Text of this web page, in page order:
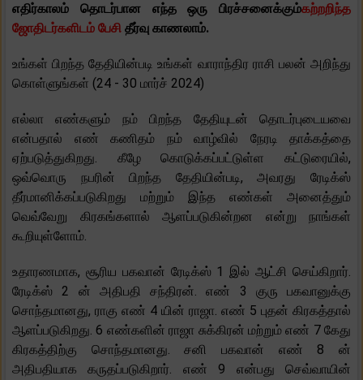
எதிர்காலம் தொடர்பான எந்த ஒரு பிரச்சனைக்கும்கற்றறிந்த
ஜோதிடர்களிடம் பேசி தீர்வு காணலாம்.
உங்கள் பிறந்த தேதியின்படி உங்கள் வாராந்திர ராசி பலன் அறிந்து
கொள்ளுங்கள் (24 - 30 மார்ச் 2024)
எல்லா எண்களும் நம் பிறந்த தேதியுடன் தொடர்புடையவை
என்பதால் எண் கணிதம் நம் வாழ்வில் நேரடி தாக்கத்தை
ஏற்படுத்துகிறது. கீழே கொடுக்கப்பட்டுள்ள கட்டுரையில்,
ஒவ்வொரு நபரின் பிறந்த தேதியின்படி, அவரது ரேடிக்ஸ்
தீர்மானிக்கப்படுகிறது மற்றும் இந்த எண்கள் அனைத்தும்
வெவ்வேறு கிரகங்களால் ஆளப்படுகின்றன என்று நாங்கள்
கூறியுள்ளோம்.
உதாரணமாக, சூரிய பகவான் ரேடிக்ஸ் 1 இல் ஆட்சி செய்கிறார்.
ரேடிக்ஸ் 2 ன் அதிபதி சந்திரன். எண் 3 குரு பகவானுக்கு
சொந்தமானது, ராகு எண் 4 யின் ராஜா. எண் 5 புதன் கிரகத்தால்
ஆளப்படுகிறது. 6 எண்களின் ராஜா சுக்கிரன் மற்றும் எண் 7 கேது
கிரகத்திற்கு சொந்தமானது. சனி பகவான் எண் 8 ன்
அதிபதியாக கருதப்படுகிறார். எண் 9 என்பது செவ்வாயின்